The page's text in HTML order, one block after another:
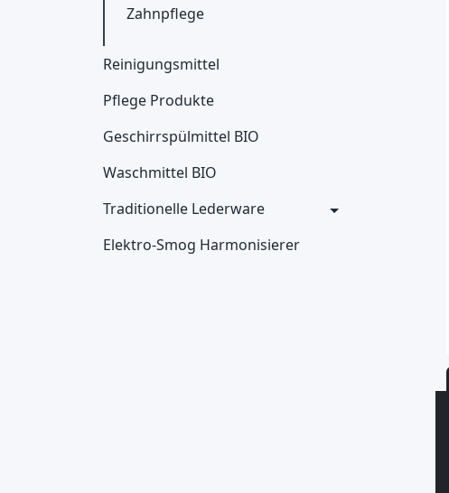
Zahnpflege
Reinigungsmittel
Pflege Produkte
Geschirrspülmittel BIO
Waschmittel BIO
Traditionelle Lederware
Elektro-Smog Harmonisierer